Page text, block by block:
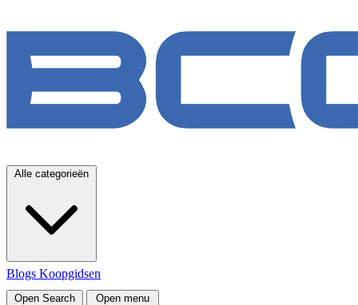
Alle categorieën
Blogs Koopgidsen
Open Search Open menu